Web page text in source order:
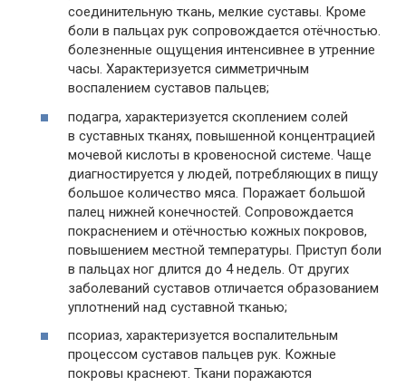
соединительную ткань, мелкие суставы. Кроме
боли в пальцах рук сопровождается отёчностью.
болезненные ощущения интенсивнее в утренние
часы. Характеризуется симметричным
воспалением суставов пальцев;
подагра, характеризуется скоплением солей
в суставных тканях, повышенной концентрацией
мочевой кислоты в кровеносной системе. Чаще
диагностируется у людей, потребляющих в пищу
большое количество мяса. Поражает большой
палец нижней конечностей. Сопровождается
покраснением и отёчностью кожных покровов,
повышением местной температуры. Приступ боли
в пальцах ног длится до 4 недель. От других
заболеваний суставов отличается образованием
уплотнений над суставной тканью;
псориаз, характеризуется воспалительным
процессом суставов пальцев рук. Кожные
покровы краснеют. Ткани поражаются